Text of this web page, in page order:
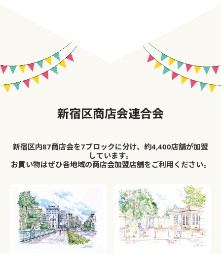
新宿区商店会連合会
新宿区内87商店会を7ブロックに分け、約4,400店舗が加盟
しています。
お買い物はぜひ各地域の商店会加盟店舗をご利用ください。